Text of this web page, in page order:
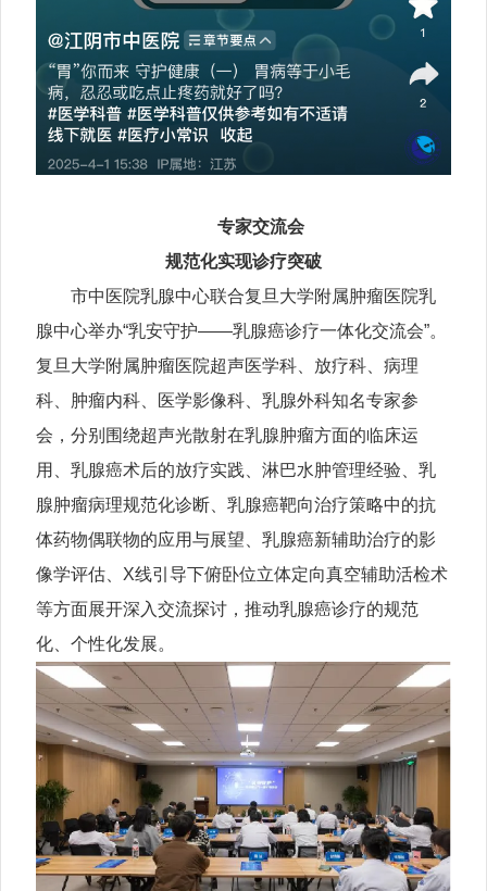
专家交流会
规范化实现诊疗突破
市中医院乳腺中心联合复旦大学附属肿瘤医院乳
腺中心举办“乳安守护——乳腺癌诊疗一体化交流会”。
复旦大学附属肿瘤医院超声医学科、放疗科、病理
科、肿瘤内科、医学影像科、乳腺外科知名专家参
会，分别围绕超声光散射在乳腺肿瘤方面的临床运
用、乳腺癌术后的放疗实践、淋巴水肿管理经验、乳
腺肿瘤病理规范化诊断、乳腺癌靶向治疗策略中的抗
体药物偶联物的应用与展望、乳腺癌新辅助治疗的影
像学评估、X线引导下俯卧位立体定向真空辅助活检术
等方面展开深入交流探讨，推动乳腺癌诊疗的规范
化、个性化发展。